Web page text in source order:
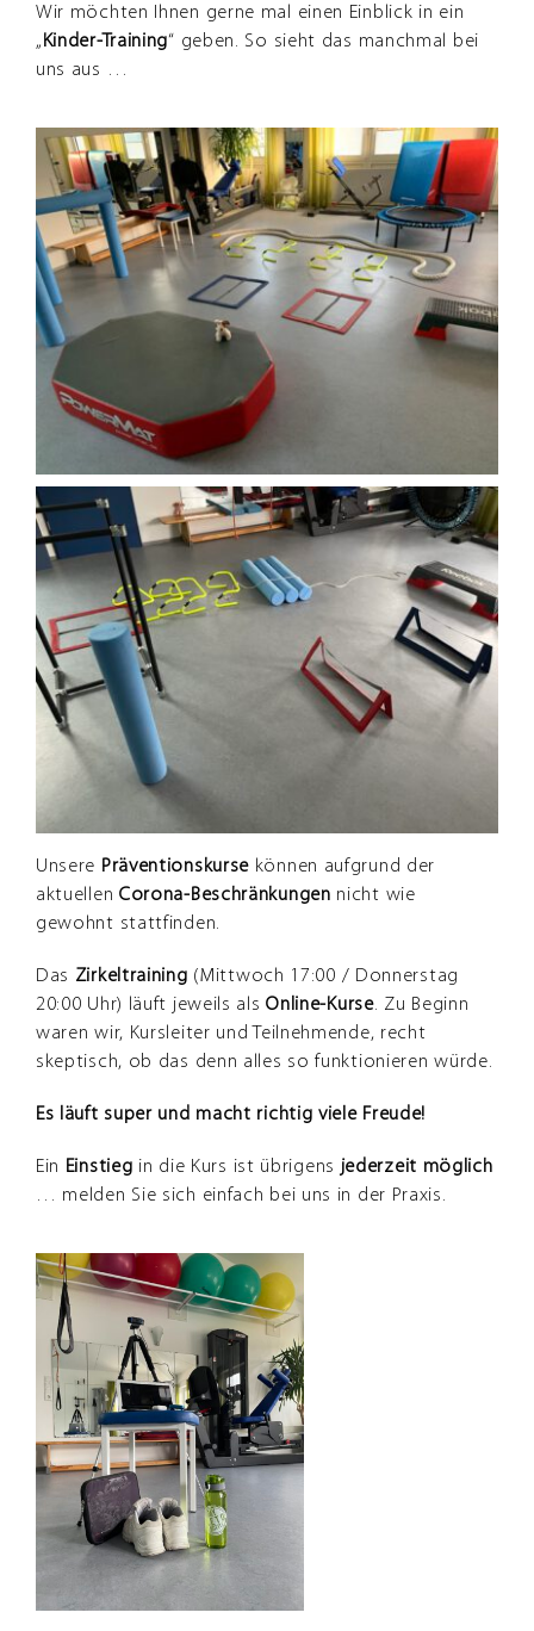
Wir möchten Ihnen gerne mal einen Einblick in ein
„ Kinder-Training“ geben. So sieht das manchmal bei
uns aus …
Unsere Präventionskurse können aufgrund der
aktuellen Corona-Beschränkungen nicht wie
gewohnt stattfinden.
Das Zirkeltraining (Mittwoch 17:00 / Donnerstag
20:00 Uhr) läuft jeweils alsOnline-Kurse. Zu Beginn
waren wir, Kursleiter und Teilnehmende, recht
skeptisch, ob das denn alles so funktionieren würde.
Es läuft super und macht richtig viele Freude!
Ein Einstieg in die Kurs ist übrigens jederzeit möglich
… melden Sie sich einfach bei uns in der Praxis.